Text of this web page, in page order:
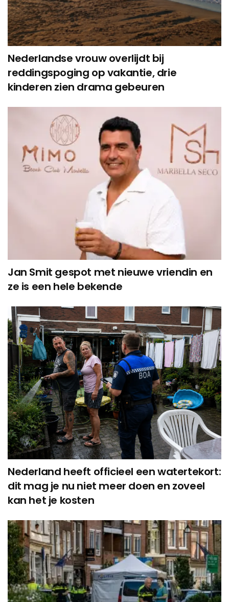
Nederlandse vrouw overlijdt bij
reddingspoging op vakantie, drie
kinderen zien drama gebeuren
Jan Smit gespot met nieuwe vriendin en
ze is een hele bekende
Nederland heeft officieel een watertekort:
dit mag je nu niet meer doen en zoveel
kan het je kosten